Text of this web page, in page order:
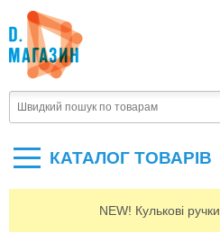
КАТАЛОГ ТОВАРIВ
NEW! Кулькові ручки